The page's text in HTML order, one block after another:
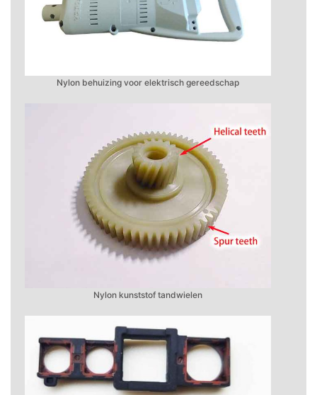
Nylon behuizing voor elektrisch gereedschap
Nylon kunststof tandwielen